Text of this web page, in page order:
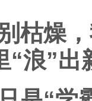
枯燥
“浪”出